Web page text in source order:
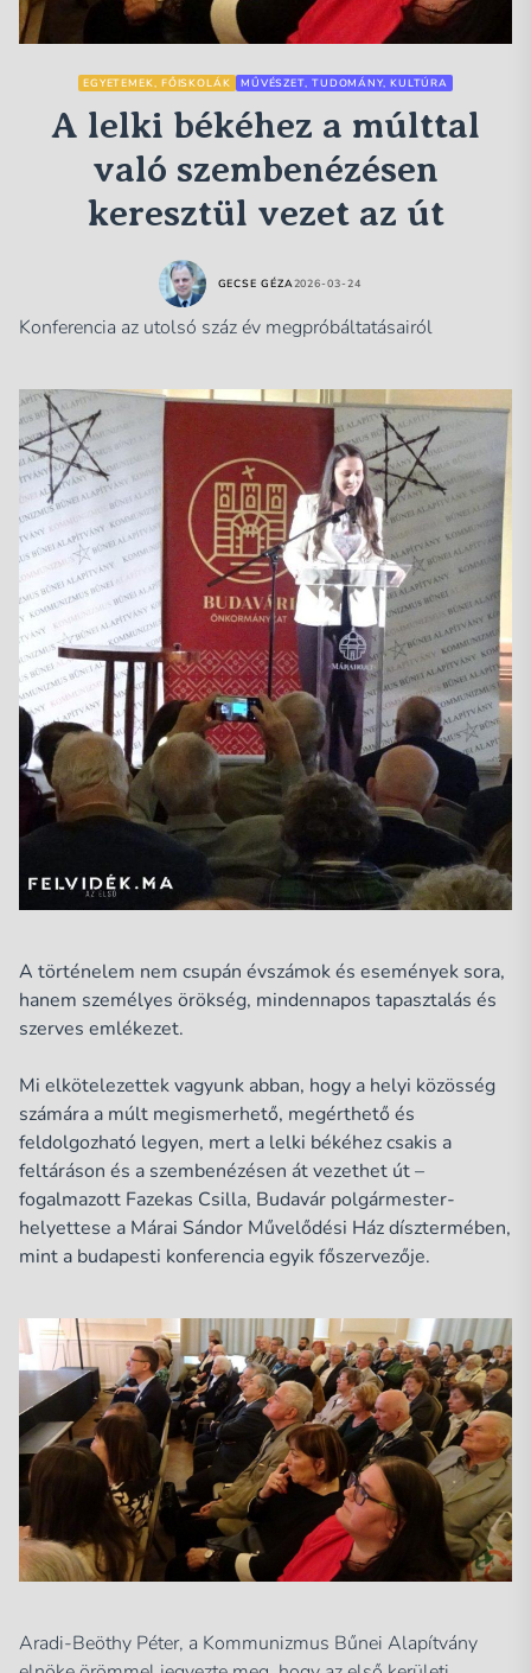
EGYETEMEK, FŐISKOLÁK MŰVÉSZET, TUDOMÁNY, KULTÚRA
A lelki békéhez a múlttal
való szembenézésen
keresztül vezet az út
GECSE GÉZA2026-03-24
Konferencia az utolsó száz év megpróbáltatásairól
A történelem nem csupán évszámok és események sora,
hanem személyes örökség, mindennapos tapasztalás és
szerves emlékezet.
Mi elkötelezettek vagyunk abban, hogy a helyi közösség
számára a múlt megismerhető, megérthető és
feldolgozható legyen, mert a lelki békéhez csakis a
feltáráson és a szembenézésen át vezethet út –
fogalmazott Fazekas Csilla, Budavár polgármester-
helyettese a Márai Sándor Művelődési Ház dísztermében,
mint a budapesti konferencia egyik főszervezője.
Aradi-Beöthy Péter, a Kommunizmus Bűnei Alapítvány